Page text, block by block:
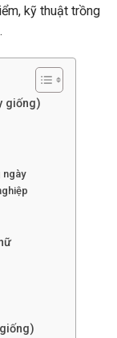
kỹ thuật trồng
giống)
ngày